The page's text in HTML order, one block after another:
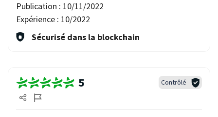
Publication : 10/11/2022
Expérience : 10/2022
Sécurisé dans la blockchain
5 Contrôlé